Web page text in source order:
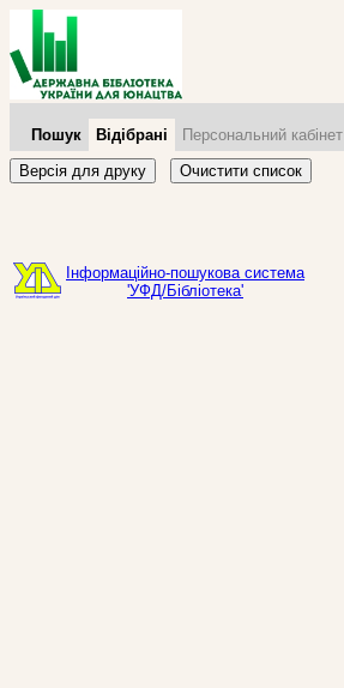
Пошук Відібрані
Персональний кабінет
Версія для друку
Очистити список
Інформаційно-пошукова система
'УФД/Бібліотека'